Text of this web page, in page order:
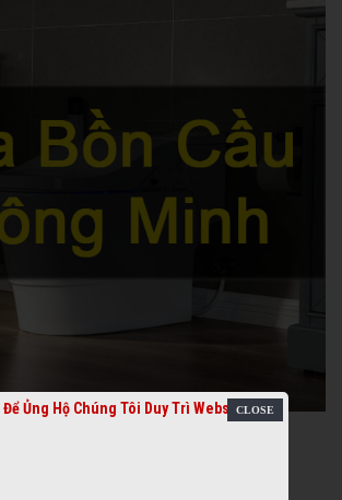
Để Ủng Hộ Chúng Tôi Duy Trì Website